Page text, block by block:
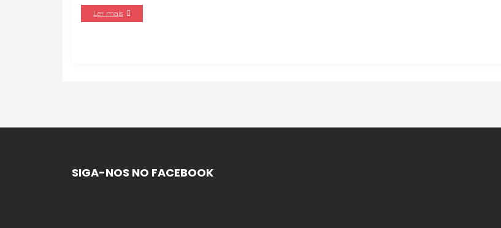
Ler mais
SIGA-NOS NO FACEBOOK